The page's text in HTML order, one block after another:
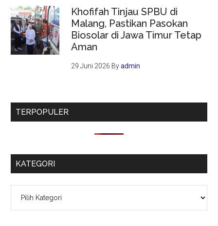
Khofifah Tinjau SPBU di
Malang, Pastikan Pasokan
Biosolar di Jawa Timur Tetap
Aman
29 Juni 2026 Byadmin
TERPOPULER
KATEGORI